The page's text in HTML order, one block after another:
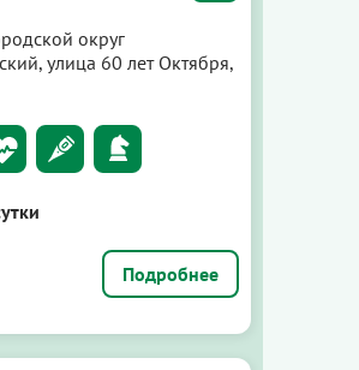
округ
улица 60 лет Октября,
Подробнее